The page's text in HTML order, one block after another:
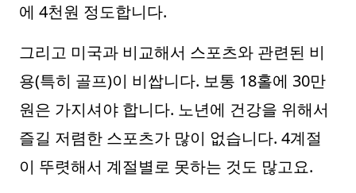
에 4천원 정도합니다.
그리고 미국과 비교해서 스포츠와 관련된 비
용(특히 골프)이 비쌉니다. 보통 18홀에 30만
원은 가지셔야 합니다. 노년에 건강을 위해서
즐길 저렴한 스포츠가 많이 없습니다. 4계절
이 뚜렷해서 계절별로 못하는 것도 많고요.